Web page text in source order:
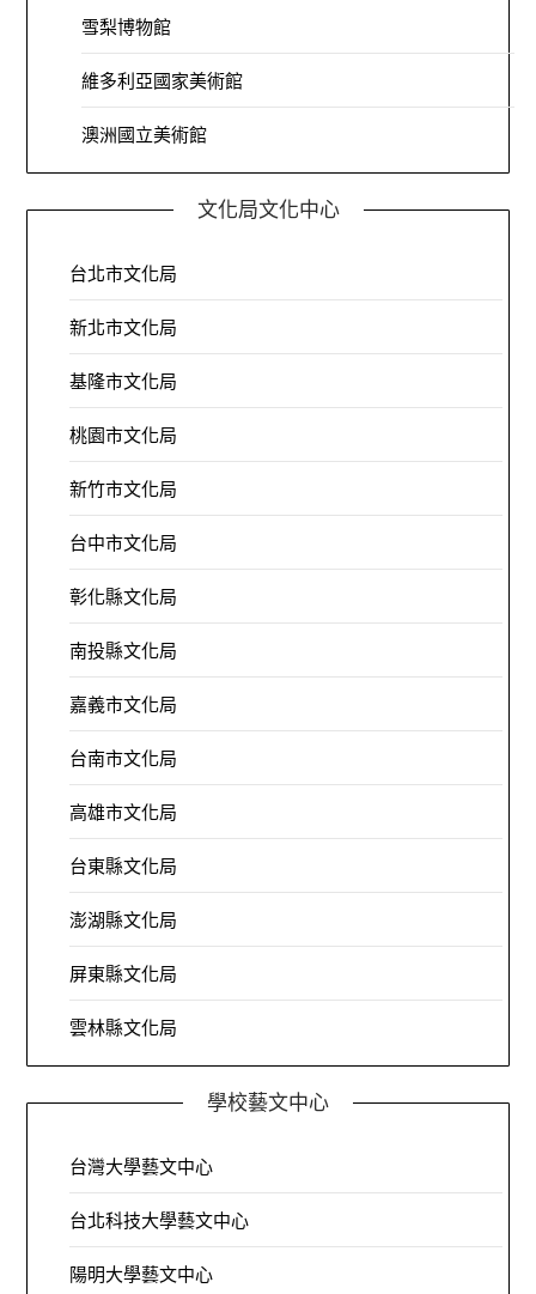
雪梨博物館
維多利亞國家美術館
澳洲國立美術館
文化局文化中心
台北市文化局
新北市文化局
基隆市文化局
桃園市文化局
新竹市文化局
台中市文化局
彰化縣文化局
南投縣文化局
嘉義市文化局
台南市文化局
高雄市文化局
台東縣文化局
澎湖縣文化局
屏東縣文化局
雲林縣文化局
學校藝文中心
台灣大學藝文中心
台北科技大學藝文中心
陽明大學藝文中心